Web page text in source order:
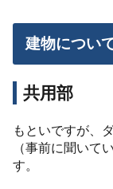
建物につい
共用部
もといですが、
（事前に聞いて
す。